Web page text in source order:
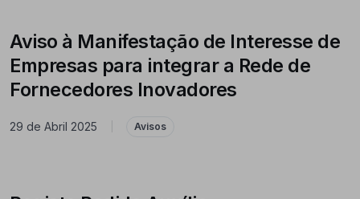
Aviso à Manifestação de Interesse de
Empresas para integrar a Rede de
Fornecedores Inovadores
29 de Abril 2025 Avisos